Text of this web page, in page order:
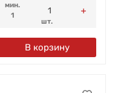
мин.
1
шт.
В корзину